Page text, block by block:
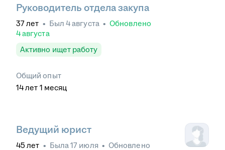
Руководитель отдела закупа
37лет • Был 4 августа • Обновлено
4 августа
Активно ищет работу
Общий опыт
14лет 1 месяц
Ведущий юрист
45 лет • Была17 июля • Обновлено